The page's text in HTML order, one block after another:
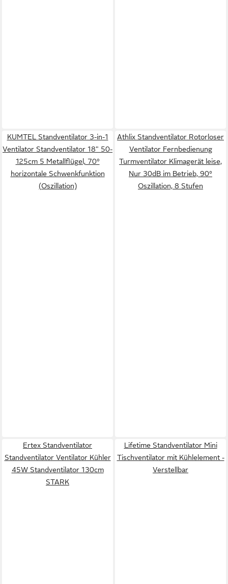
KUMTEL Standventilator 3-in-1
Ventilator Standventilator 18" 50-
125cm 5 Metallflügel, 70°
horizontale Schwenkfunktion
(Oszillation)
Athlix Standventilator Rotorloser
Ventilator Fernbedienung
Turmventilator Klimagerät leise,
Nur 30dB im Betrieb, 90°
Oszillation, 8 Stufen
Ertex Standventilator
Standventilator Ventilator Kühler
45W Standventilator 130cm
STARK
Lifetime Standventilator Mini
Tischventilator mit Kühlelement -
Verstellbar